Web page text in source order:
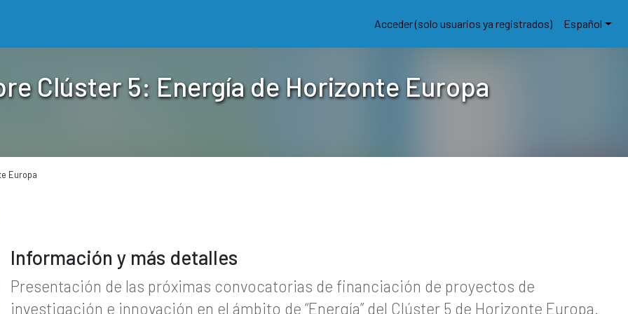
Acceder (solo usuarios ya registrados) Español
Clúster 5: Energía de Horizonte Europa
Europa
Información y más detalles
Presentación de las próximas convocatorias de financiación de proyectos de
investigación e innovación en el ámbito de “Energía” del Clúster 5 de Horizonte Europa.